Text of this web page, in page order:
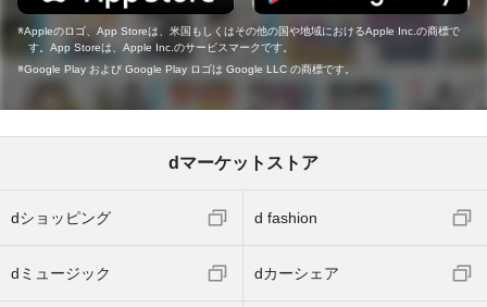
Appleのロゴ、App Storeは、米国もしくはその他の国や地域におけるApple Inc.の商標で
す。App Storeは、Apple Inc.のサービスマークです。
Google Play および Google Play ロゴは Google LLC の商標です。
dマーケットストア
dショッピング d fashion
dミュージック dカーシェア